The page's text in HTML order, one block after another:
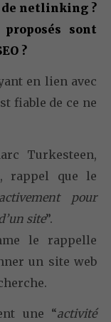
de netlinking ?
sont
?
en lien avec
fiable de ce ne
Turkesteen,
rappel que le
pour
site”.
le rappelle
un site web
une “activité